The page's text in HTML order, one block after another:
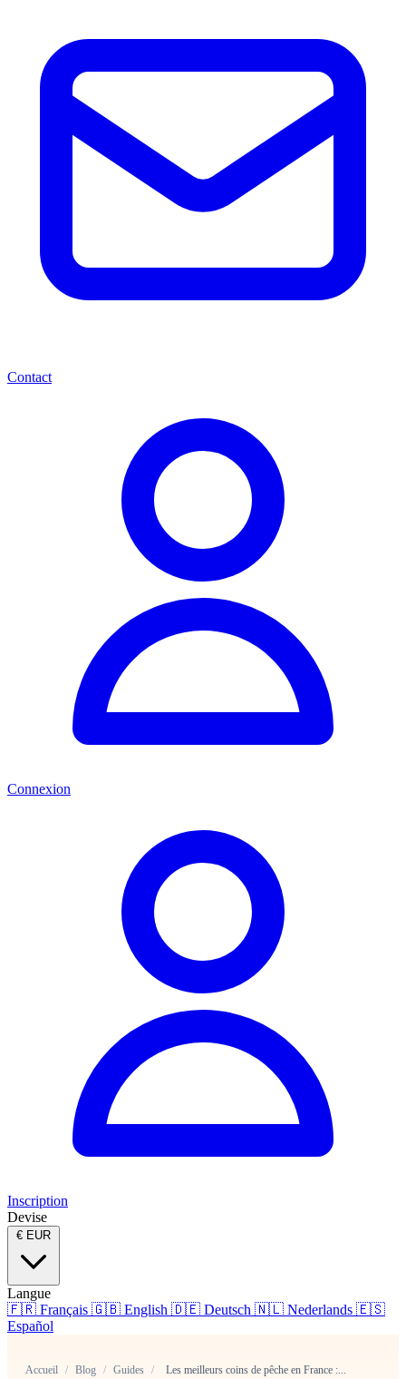
Contact
Connexion
Inscription
Devise
€ EUR
Langue
🇫🇷 Français 🇬🇧 English 🇩🇪 Deutsch 🇳🇱 Nederlands 🇪🇸
Español
Accueil / Blog / Guides / Les meilleurs coins de pêche en France :...